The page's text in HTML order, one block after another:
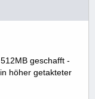
geschafft -
höher getakteter